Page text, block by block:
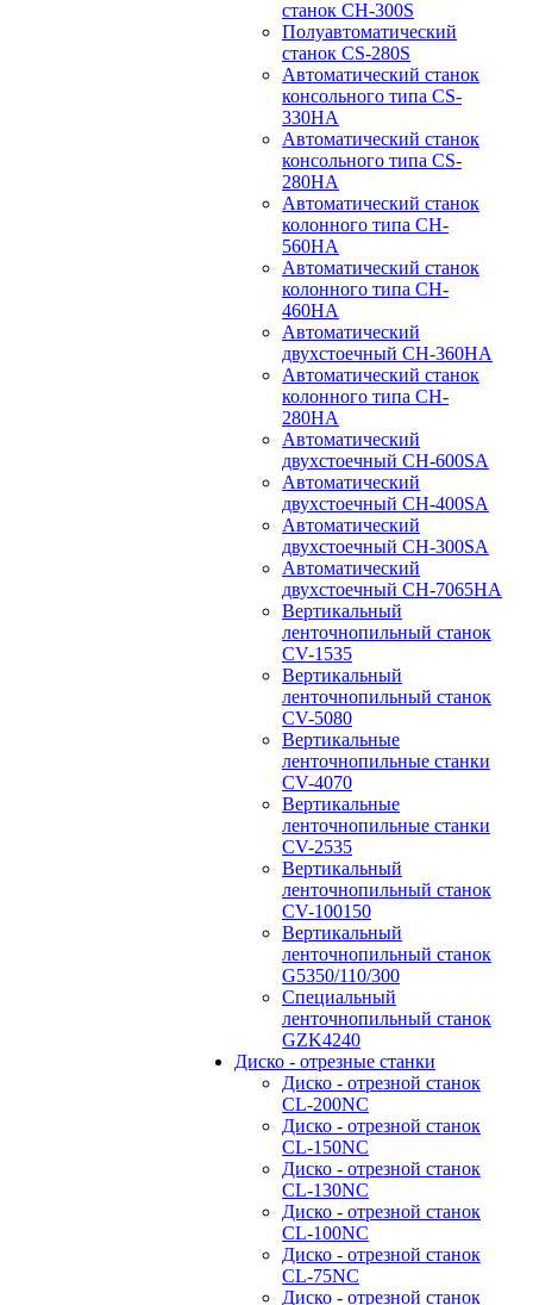
станок CH-300S
Полуавтоматический
станок CS-280S
Автоматический станок
консольного типа CS-
330HA
Автоматический станок
консольного типа CS-
280HA
Автоматический станок
колонного типа CH-
560HA
Автоматический станок
колонного типа CH-
460HA
Автоматический
двухстоечный CH-360HA
Автоматический станок
колонного типа CH-
280HA
Автоматический
двухстоечный CH-600SA
Автоматический
двухстоечный CH-400SA
Автоматический
двухстоечный CH-300SA
Автоматический
двухстоечный CH-7065HA
Вертикальный
ленточнопильный станок
CV-1535
Вертикальный
ленточнопильный станок
CV-5080
Вертикальные
ленточнопильные станки
CV-4070
Вертикальные
ленточнопильные станки
CV-2535
Вертикальный
ленточнопильный станок
CV-100150
Вертикальный
ленточнопильный станок
G5350/110/300
Специальный
ленточнопильный станок
GZK4240
Диско - отрезные станки
Диско - отрезной станок
CL-200NC
Диско - отрезной станок
CL-150NC
Диско - отрезной станок
CL-130NC
Диско - отрезной станок
CL-100NC
Диско - отрезной станок
CL-75NC
Диско - отрезной станок